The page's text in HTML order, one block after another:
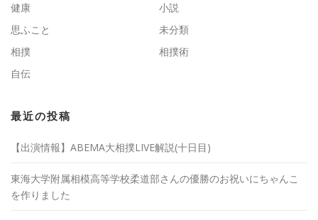
健康
小説
思ふこと
未分類
相撲
相撲術
自伝
最近の投稿
【出演情報】ABEMA大相撲LIVE解説(十日目)
東海大学附属相模高等学校柔道部さんの優勝のお祝いにちゃんこ
を作りました